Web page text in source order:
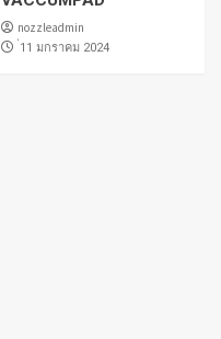
nozzleadmin
่11 มกราคม 2024